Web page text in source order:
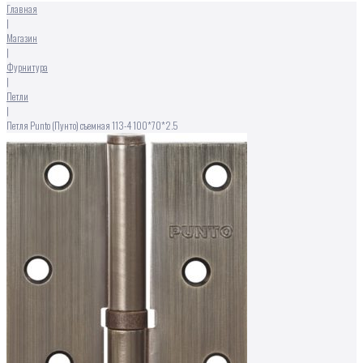
Главная
|
Магазин
|
Фурнитура
|
Петли
|
Петля Punto (Пунто) съемная 113-4 100*70*2.5